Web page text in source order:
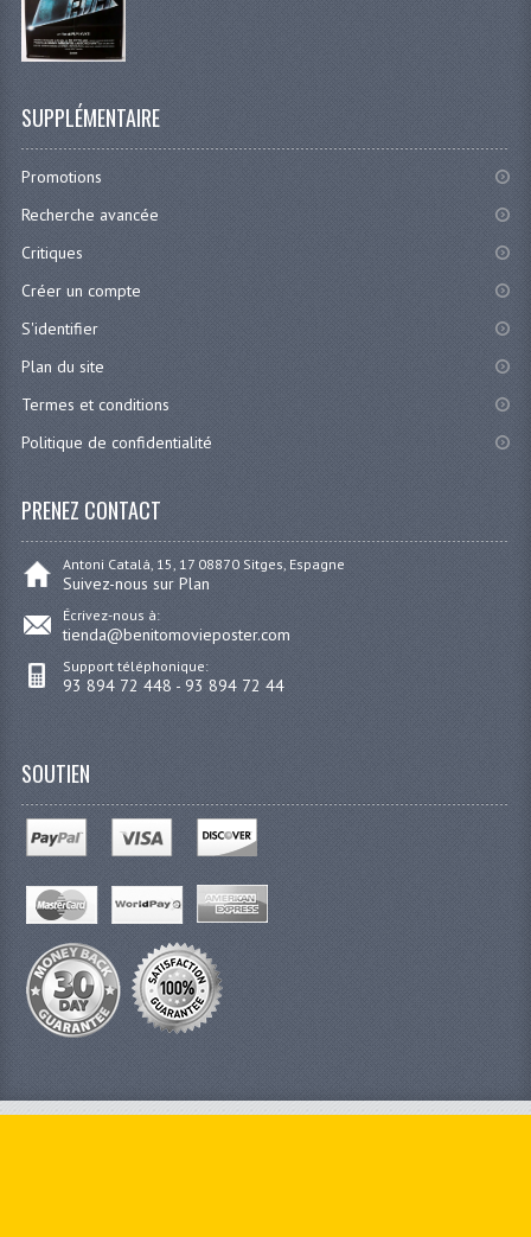
SUPPLÉMENTAIRE
Promotions
Recherche avancée
Critiques
Créer un compte
S'identifier
Plan du site
Termes et conditions
Politique de confidentialité
PRENEZ CONTACT
Antoni Catalá, 15, 17 08870 Sitges, Espagne
Suivez-nous sur Plan
Écrivez-nous à:
tienda@benitomovieposter.com
Support téléphonique:
93 894 72 448 - 93 894 72 44
SOUTIEN